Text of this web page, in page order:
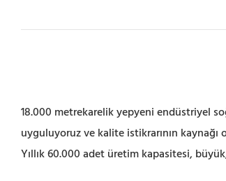
18.000 metrekarelik yepyeni endüstriyel
uyguluyoruz ve kalite istikrarının
Yıllık 60.000 adet üretim kapasitesi,